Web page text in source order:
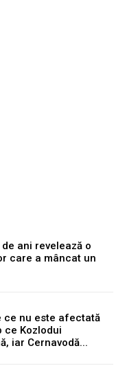
ani revelează o
care a mâncat un
ce nu este afectată
ce Kozlodui
iar Cernavodă...